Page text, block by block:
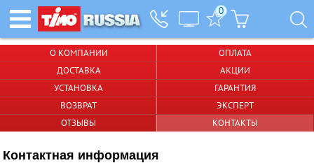
0
О КОМПАНИИ
ОПЛАТА
ДОСТАВКА
АКЦИИ
УСТАНОВКА
ГАРАНТИЯ
ВОЗВРАТ
ЭКСПЕРТ
ОТЗЫВЫ
КОНТАКТЫ
Контактная информация